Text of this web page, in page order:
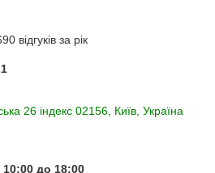
відгуків за рік
26 індекс 02156, Київ, Україна
до 18:00